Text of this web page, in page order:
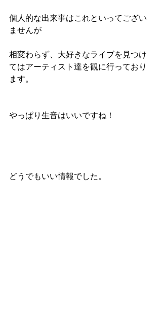
個人的な出来事はこれといってござい
ませんが
相変わらず、大好きなライブを見つけ
てはアーティスト達を観に行っており
ます。
やっぱり生音はいいですね！
どうでもいい情報でした。